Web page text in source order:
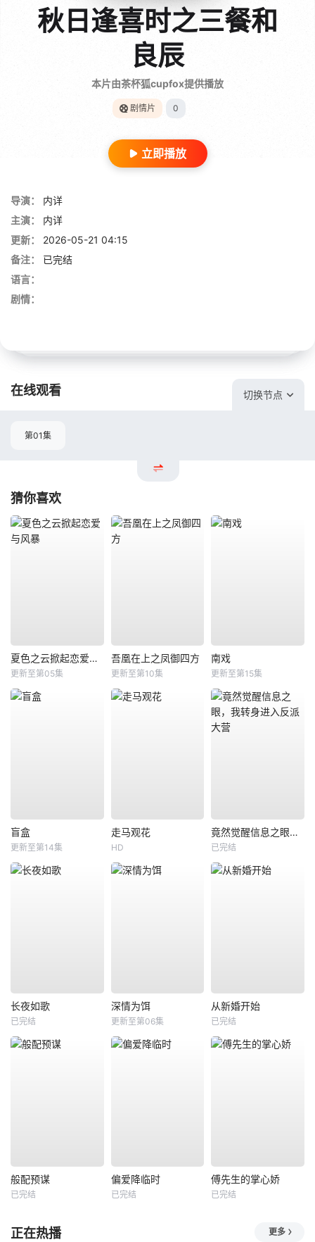
秋日逢喜时之三餐和
良辰
本片由茶杯狐cupfox提供播放
剧情片 0
立即播放
导演：
内详
主演：
内详
更新：
2026-05-21 04:15
备注：
已完结
语言：
剧情：
在线观看 切换节点
第01集
猜你喜欢
夏色之云掀起恋爱与风暴
更新至第05集
吾凰在上之凤御四方
更新至第10集
南戏
更新至第15集
盲盒
更新至第14集
走马观花
HD
竟然觉醒信息之眼，我转身进入反派大营
已完结
长夜如歌
已完结
深情为饵
更新至第06集
从新婚开始
已完结
般配预谋
已完结
偏爱降临时
已完结
傅先生的掌心娇
已完结
正在热播 更多